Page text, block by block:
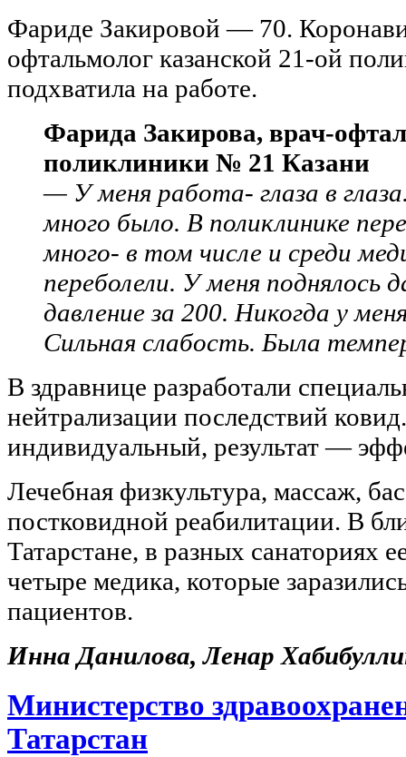
Фариде Закировой — 70.
офтальмолог казанской 21-ой
подхватила на работе.
Фарида Закирова, врач-
поликлиники № 21 Казани
— У меня работа- глаза в
много было. В поликлинике
много- в том числе и среди
переболели. У меня поднялось
давление за 200. Никогда у
Сильная слабость. Была
В здравнице разработали
нейтрализации последствий
индивидуальный, результат —
Лечебная физкультура, массаж,
постковидной реабилитации. В
Татарстане, в разных санаториях
четыре медика, которые
пациентов.
Инна Данилова, Ленар
Министерство
Татарстан